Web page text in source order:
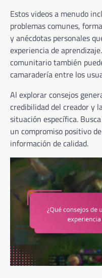
Estos videos a menudo
problemas comunes,
y anécdotas personales
experiencia de
comunitario también
camaradería entre los
Al explorar consejos
credibilidad del creador y
situación específica.
un compromiso positivo
información de calidad.